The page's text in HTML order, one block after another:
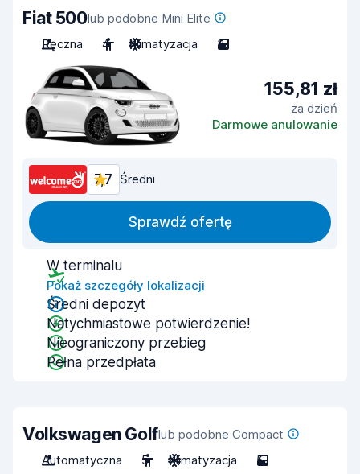
Fiat 500lub podobne Mini Elite
Ręczna
4 Klimatyzacja 3
155,81 zł
za dzień
Darmowe anulowanie
7,7 Średni
Sprawdź ofertę
W terminalu
Pokaż szczegóły lokalizacji
Średni depozyt
Natychmiastowe potwierdzenie!
Nieograniczony przebieg
Pełna przedpłata
Volkswagen Golflub podobne Compact
Automatyczna
5 Klimatyzacja 5